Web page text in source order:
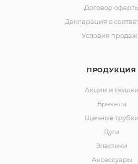
Договор
Декларация о
Условия
ПРОДУКЦИЯ
Акции и скидки
Брекеты
Щечные трубки
Дуги
Эластики
Аксессуары